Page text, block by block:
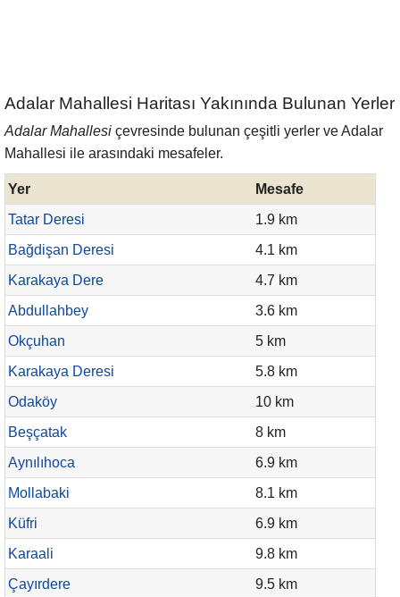
Adalar Mahallesi Haritası Yakınında Bulunan Yerler
Adalar Mahallesi çevresinde bulunan çeşitli yerler ve Adalar
Mahallesi ile arasındaki mesafeler.
Yer
Mesafe
Tatar Deresi
1.9 km
Bağdişan Deresi
4.1 km
Karakaya Dere
4.7 km
Abdullahbey
3.6 km
Okçuhan
5 km
Karakaya Deresi
5.8 km
Odaköy
10 km
Beşçatak
8 km
Aynılıhoca
6.9 km
Mollabaki
8.1 km
Küfri
6.9 km
Karaali
9.8 km
Çayırdere
9.5 km